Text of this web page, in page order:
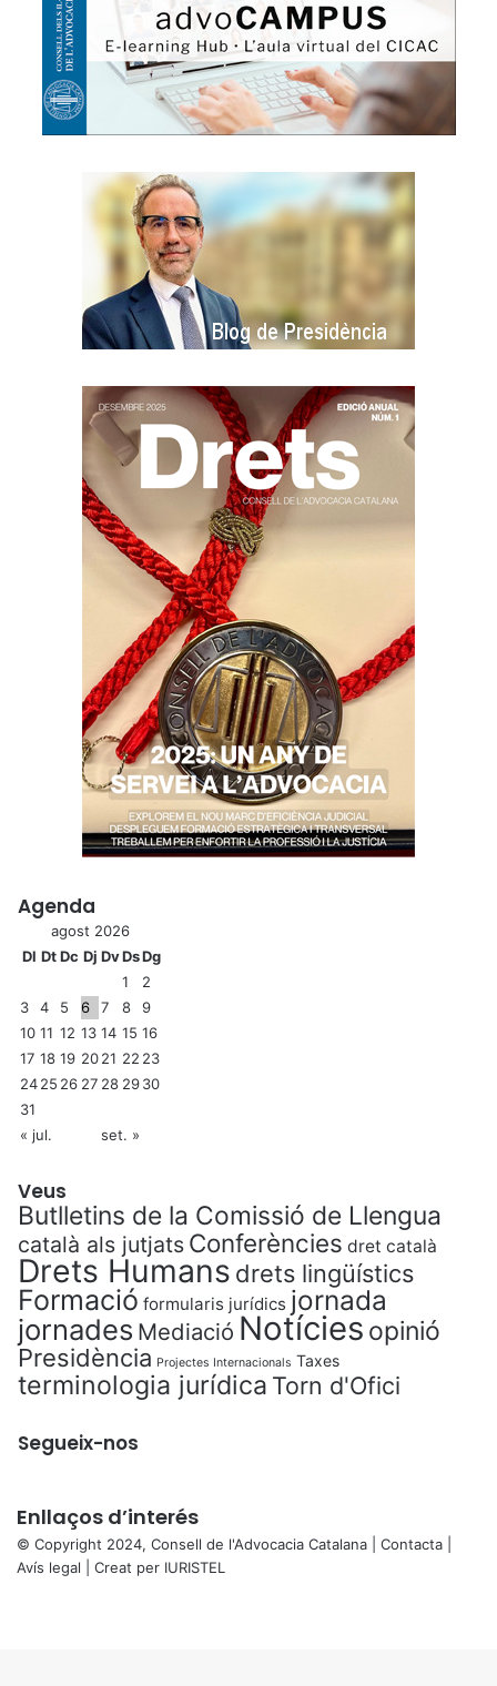
Agenda
agost 2026
Dl DtDc Dj DvDsDg
1
2
3
4 5 6 7 8
9
10 11 12 13 14 15 16
17 18 19 2021 22 23
2425 26 27 28 2930
31
« jul.
set. »
Veus
Butlletins de la Comissió de Llengua
català als jutjats Conferències dret català
Drets Humans drets lingüístics
Formació formularis jurídics jornada
jornades Mediació Notícies opinió
Presidència Projectes Internacionals Taxes
terminologia jurídica Torn d'Ofici
Segueix-nos
Enllaços d’interés
© Copyright 2024, Consell de l'Advocacia Catalana | Contacta
Avís legal | Creat per IURISTEL